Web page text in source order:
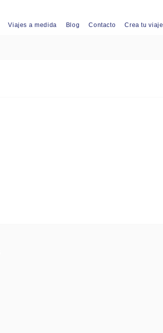
Viajes a medida Blog Contacto Crea tu viaje